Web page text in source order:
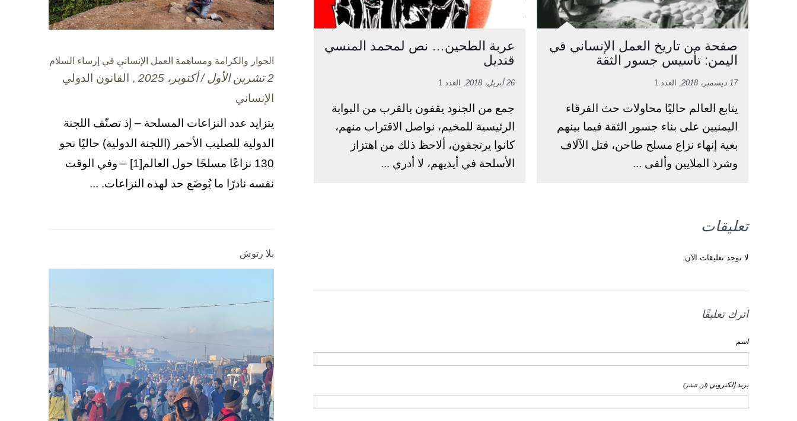
صفحة من تاريخ العمل الإنساني في
اليمن: تأسيس جسور الثقة
17 ديسمبر، 2018 , العدد 1
يتابع العالم حاليًا محاولات حث الفرقاء
اليمنيين على بناء جسور الثقة فيما بينهم
بغية إنهاء نزاع مسلح طاحن، قتل الآلاف
وشرد الملايين وألقى ...
عربة الطحين… نص لمحمد المنسي
قنديل
26 أبريل، 2018 , العدد 1
جمع من الجنود يقفون بالقرب من البوابة
الرئيسية للمخيم، نواصل الاقتراب منهم،
كانوا يرتجفون، ألاحظ ذلك من اهتزاز
الأسلحة في أيديهم، لا أدري ...
تعليقات
لا توجد تعليقات الآن.
اترك تعليقًا
اسم
بريد إلكتروني (لن تنشر)
الحوار والكرامة ومساهمة العمل الإنساني في إرساء السلام
2 تشرين الأول / أكتوبر، 2025
, القانون الدولي
الإنساني
يتزايد عدد النزاعات المسلحة – إذ تصنّف اللجنة
الدولية للصليب الأحمر (اللجنة الدولية) حاليًا نحو
130 نزاعًا مسلحًا حول العالم[1] – وفي الوقت
نفسه نادرًا ما يُوضَع حد لهذه النزاعات. ...
بلا رتوش